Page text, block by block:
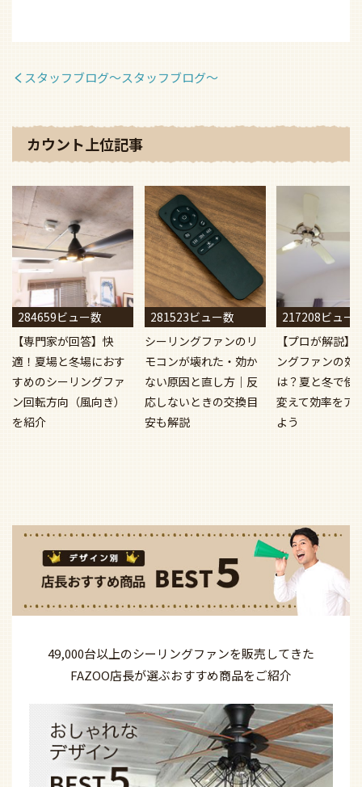
スタッフブログ〜スタッフブログ〜
カウント上位記事
284659ビュー数
【専門家が回答】快
適！夏場と冬場におす
すめのシーリングファ
ン回転方向（風向き）
を紹介
281523ビュー数
シーリングファンのリ
モコンが壊れた・効か
ない原因と直し方｜反
応しないときの交換目
安も解説
217208ビュー
【プロが解説】
ングファンの効
は？夏と冬で使
変えて効率をア
よう
49,000台以上のシーリングファンを販売してきた
FAZOO店長が選ぶおすすめ商品をご紹介